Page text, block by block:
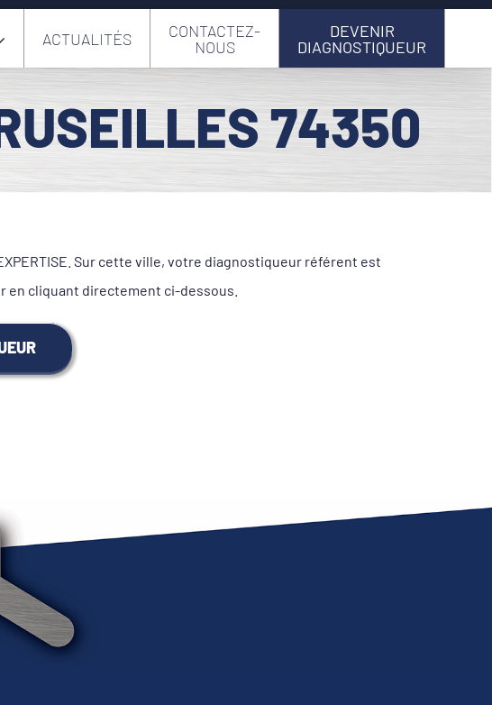
ACTUALITÉS
CONTACTEZ-
NOUS
DEVENIR
DIAGNOSTIQUEUR
74350
Sur cette ville, votre diagnostiqueur référent est
en cliquant directement ci-dessous.